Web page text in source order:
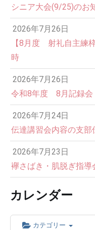
シニア大会(9/25)のお
2026年7月26日
【8月度 射礼自主練
時
2026年7月26日
令和8年度 8月記録会
2026年7月24日
伝達講習会内容の支部
2026年7月23日
襷さばき・肌脱ぎ指導
カレンダー
カテゴリー
12:00 AM
1:00 AM
2:00 AM
3:00 AM
4:00 AM
5:00 AM
6:00 AM